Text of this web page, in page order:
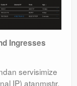
Ingresses
servisimize
IP) atanmıştır.